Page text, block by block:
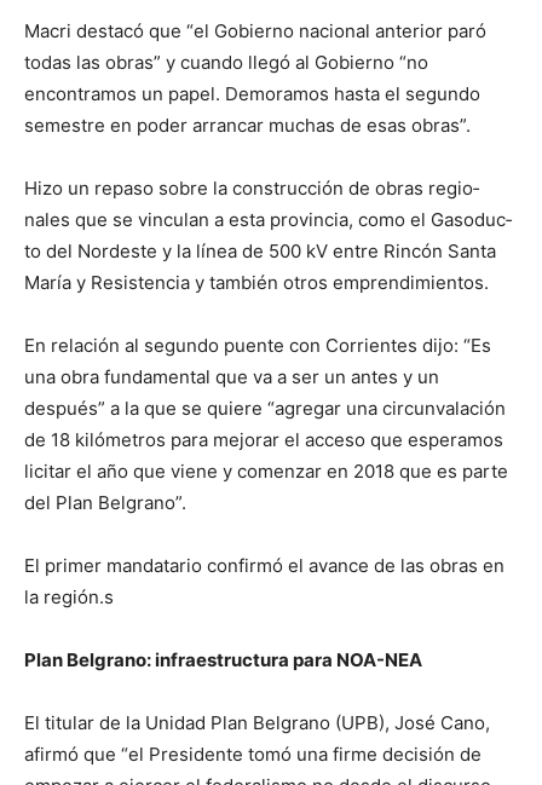
ve…
Macri destacó que “el Go­bierno nacional anterior paró
todas las obras” y cuan­do llegó al Gobierno “no
encontramos un papel. De­moramos hasta el segundo
semestre en poder arrancar muchas de esas obras”.
Hizo un repaso sobre la construcción de obras regio­
nales que se vinculan a esta provincia, como el Gasoduc­
to del Nordeste y la línea de 500 kV entre Rincón Santa
María y Resistencia y tam­bién otros emprendimien­tos.
En relación al segundo puente con Corrientes dijo: “Es
una obra fundamental que va a ser un antes y un
después” a la que se quiere “agregar una circunvalación
de 18 kilómetros para mejo­rar el acceso que esperamos
licitar el año que viene y co­menzar en 2018 que es parte
del Plan Belgrano”.
El primer mandatario con­firmó el avance de las obras en
la región.s
Plan Belgrano: infraestructura para NOA-NEA
El titular de la Uni­dad Plan Belgrano (UPB), José Cano,
afir­mó que “el Presidente tomó una firme deci­sión de